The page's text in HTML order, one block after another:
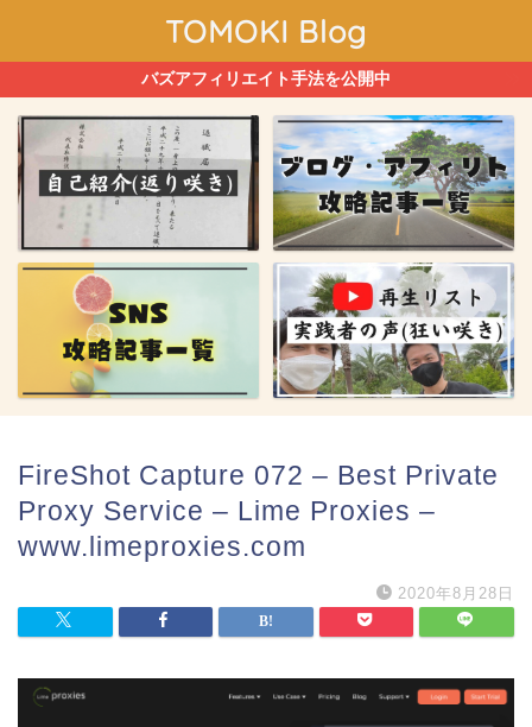
TOMOKI Blog
バズアフィリエイト手法を公開中
FireShot Capture 072 – Best Private
Proxy Service – Lime Proxies –
www.limeproxies.com
2020年8月28日